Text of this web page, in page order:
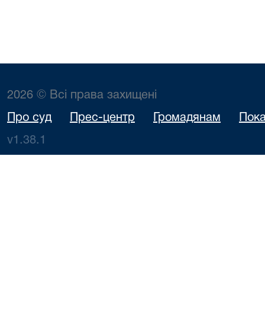
2026 © Всі права захищені
Про суд Прес-центр Громадянам
v1.38.1